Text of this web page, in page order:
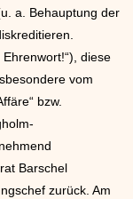
a. Behauptung der
diese
vom
bzw.
Barschel
zurück. Am